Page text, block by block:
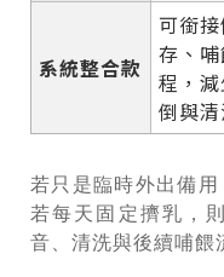
系統整合款
可銜
存、
程，
倒與
若只是臨時外出備用
若每天固定擠乳，
音、清洗與後續哺餵